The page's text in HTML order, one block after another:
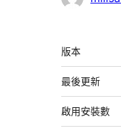
中
繼
資
料
版本
最後更新
啟用安裝數